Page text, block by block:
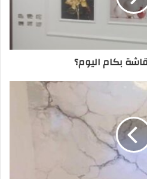
ب
بكام اليوم؟